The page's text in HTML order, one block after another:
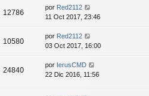
12786
por Red2112
11 Oct 2017, 23:46
10580
por Red2112
03 Oct 2017, 16:00
24840
por IerusCMD
22 Dic 2016, 11:56